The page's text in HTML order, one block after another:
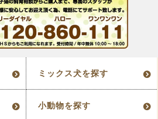
ミックス犬を探す
小動物を探す